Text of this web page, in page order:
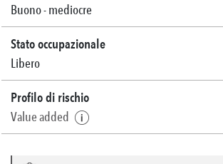
Buono - mediocre
Stato occupazionale
Libero
Profilo di rischio
Value added